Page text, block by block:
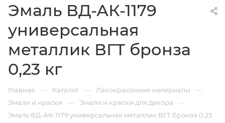
Эмаль ВД-АК-1179
универсальная
металлик ВГТ бронза
0,23 кг
Главная — Каталог — Лакокрасочные материалы —
Эмали и краски — Эмали и краски для декора —
Эмаль ВД-АК-1179 универсальная металлик ВГТ бронза 0,23